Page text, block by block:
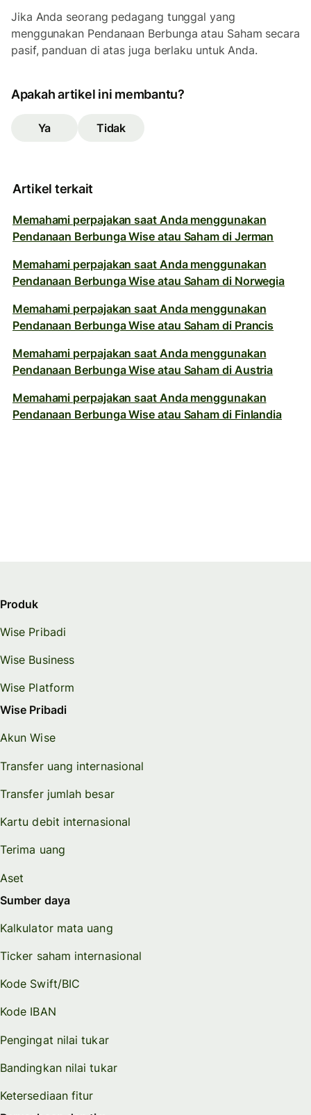
Jika Anda seorang pedagang tunggal yang
menggunakan Pendanaan Berbunga atau Saham secara
pasif, panduan di atas juga berlaku untuk Anda.
Apakah artikel ini membantu?
Ya Tidak
Artikel terkait
Memahami perpajakan saat Anda menggunakan
Pendanaan Berbunga Wise atau Saham di Jerman
Memahami perpajakan saat Anda menggunakan
Pendanaan Berbunga Wise atau Saham di Norwegia
Memahami perpajakan saat Anda menggunakan
Pendanaan Berbunga Wise atau Saham di Prancis
Memahami perpajakan saat Anda menggunakan
Pendanaan Berbunga Wise atau Saham di Austria
Memahami perpajakan saat Anda menggunakan
Pendanaan Berbunga Wise atau Saham di Finlandia
Produk
Wise Pribadi
Wise Business
Wise Platform
Wise Pribadi
Akun Wise
Transfer uang internasional
Transfer jumlah besar
Kartu debit internasional
Terima uang
Aset
Sumber daya
Kalkulator mata uang
Ticker saham internasional
Kode Swift/BIC
Kode IBAN
Pengingat nilai tukar
Bandingkan nilai tukar
Ketersediaan fitur